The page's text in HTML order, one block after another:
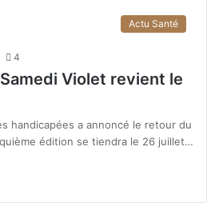
Actu Santé
4
Violet revient le
handicapées a annoncé le retour du
édition se tiendra le 26 juillet…